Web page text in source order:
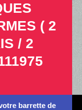
( 2
/ 2
barrette de